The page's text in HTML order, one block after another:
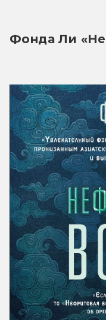
Фонда Ли